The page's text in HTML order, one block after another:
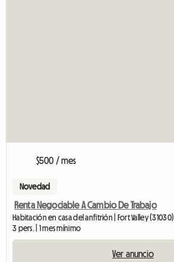
$500 / mes
Novedad
Renta Negociable A Cambio De Trabajo
Habitación en casa del anfitrión | Fort Valley (31030)
3 pers. | 1 mes mínimo
Ver anuncio